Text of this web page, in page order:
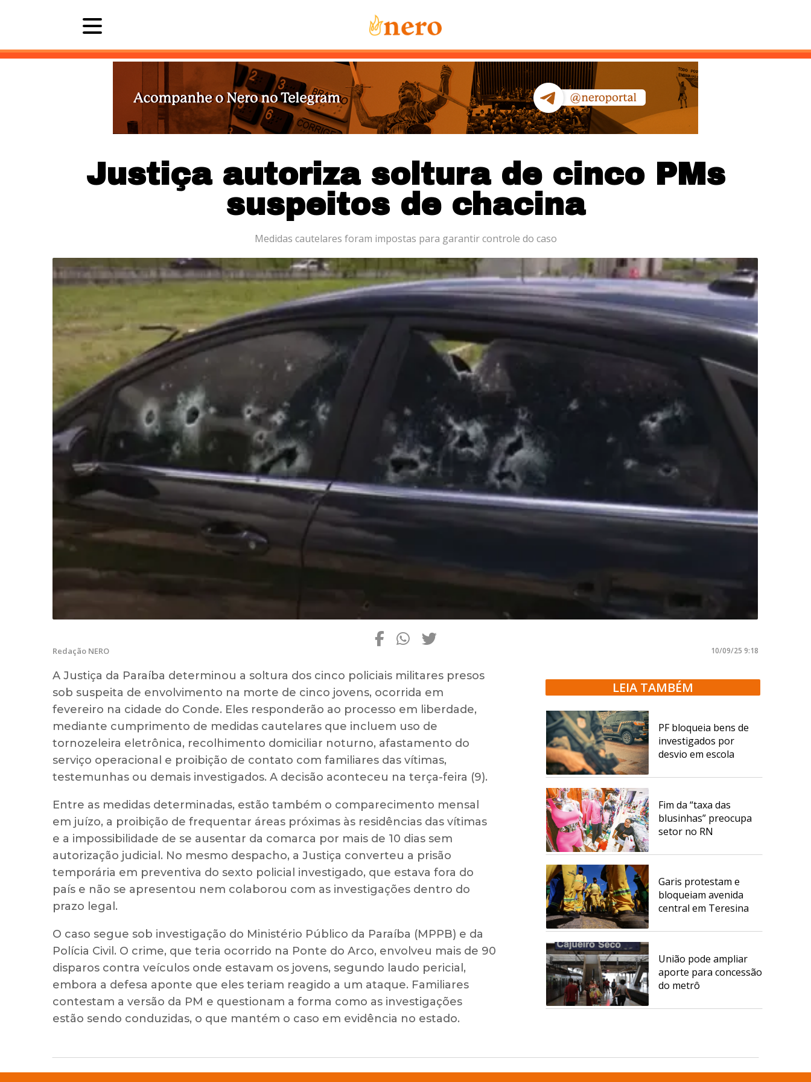
Mais Lidas Sobre Nós
Justiça autoriza soltura de cinco PMs
suspeitos de chacina
Medidas cautelares foram impostas para garantir controle do caso
Redação NERO 10/09/25 9:18
A Justiça da Paraíba determinou a soltura dos cinco policiais militares presos
sob suspeita de envolvimento na morte de cinco jovens, ocorrida em
fevereiro na cidade do Conde. Eles responderão ao processo em liberdade,
mediante cumprimento de medidas cautelares que incluem uso de
tornozeleira eletrônica, recolhimento domiciliar noturno, afastamento do
serviço operacional e proibição de contato com familiares das vítimas,
testemunhas ou demais investigados. A decisão aconteceu na terça-feira (9).
Entre as medidas determinadas, estão também o comparecimento mensal
em juízo, a proibição de frequentar áreas próximas às residências das vítimas
e a impossibilidade de se ausentar da comarca por mais de 10 dias sem
autorização judicial. No mesmo despacho, a Justiça converteu a prisão
temporária em preventiva do sexto policial investigado, que estava fora do
país e não se apresentou nem colaborou com as investigações dentro do
prazo legal.
O caso segue sob investigação do Ministério Público da Paraíba (MPPB) e da
Polícia Civil. O crime, que teria ocorrido na Ponte do Arco, envolveu mais de 90
disparos contra veículos onde estavam os jovens, segundo laudo pericial,
embora a defesa aponte que eles teriam reagido a um ataque. Familiares
contestam a versão da PM e questionam a forma como as investigações
estão sendo conduzidas, o que mantém o caso em evidência no estado.
LEIA TAMBÉM
PF bloqueia bens de
investigados por
desvio em escola
Fim da “taxa das
blusinhas” preocupa
setor no RN
Garis protestam e
bloqueiam avenida
central em Teresina
União pode ampliar
aporte para concessão
do metrô